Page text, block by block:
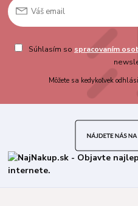
Súhlasím so spracovaním
Môžete sa kedykoľvek